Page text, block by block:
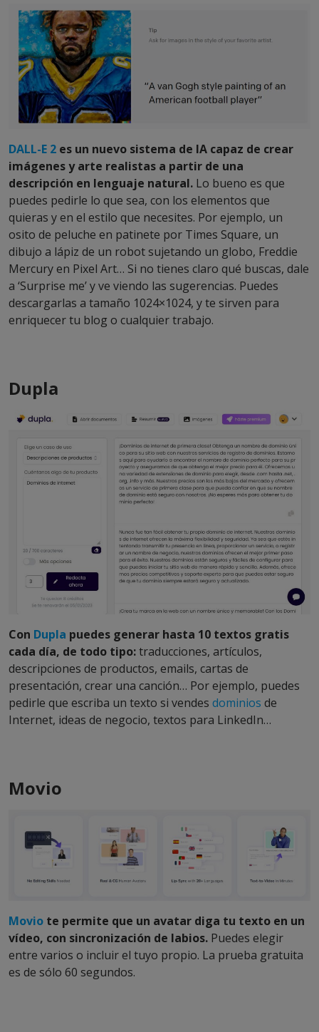
DALL-E 2 es un nuevo sistema de IA capaz de crear
imágenes y arte realistas a partir de una
descripción en lenguaje natural. Lo bueno es que
puedes pedirle lo que sea, con los elementos que
quieras y en el estilo que necesites. Por ejemplo, un
osito de peluche en patinete por Times Square, un
dibujo a lápiz de un robot sujetando un globo, Freddie
Mercury en Pixel Art… Si no tienes claro qué buscas, dale
a ‘Surprise me’ y ve viendo las sugerencias. Puedes
descargarlas a tamaño 1024×1024, y te sirven para
enriquecer tu blog o cualquier trabajo.
Dupla
Con Dupla puedes generar hasta 10 textos gratis
cada día, de todo tipo:traducciones, artículos,
descripciones de productos, emails, cartas de
presentación, crear una canción… Por ejemplo, puedes
pedirle que escriba un texto si vendes dominios de
Internet, ideas de negocio, textos para LinkedIn…
Movio
Movio te permite que un avatar diga tu texto en un
vídeo, con sincronización de labios. Puedes elegir
entre varios o incluir el tuyo propio. La prueba gratuita
es de sólo 60 segundos.